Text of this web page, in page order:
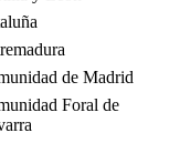
de Madrid
Foral de